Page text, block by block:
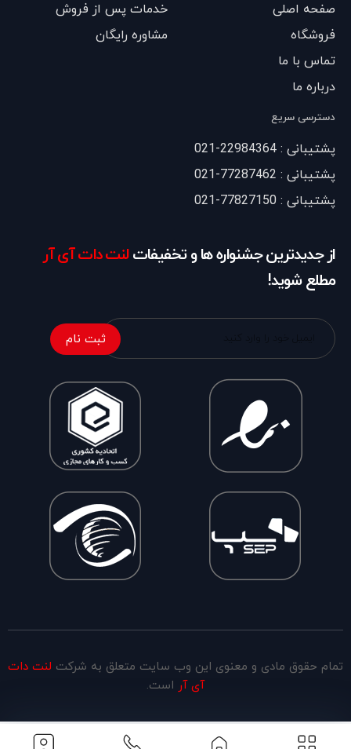
صفحه اصلی
فروشگاه
تماس با ما
درباره ما
خدمات پس از فروش
مشاوره رایگان
دسترسی سریع
پشتیبانی : 22984364-021
پشتیبانی : 77287462-021
پشتیبانی : 77827150-021
از جدیدترین جشنواره ها و تخفیفاتلنت دات آی آر
مطلع شوید!
ثبت نام
تمام حقوق مادی و معنوی این وب سایت متعلق به شرکت لنت دات
آی آر است.